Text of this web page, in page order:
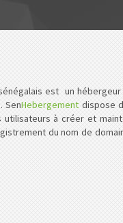
est un
SenHebergement dispose
à créer et
du nom de